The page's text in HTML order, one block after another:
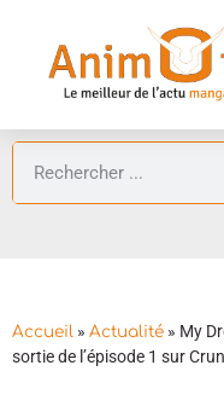
Accueil » Actualité » My
sortie de l’épisode 1 sur